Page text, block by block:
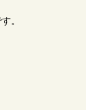
。